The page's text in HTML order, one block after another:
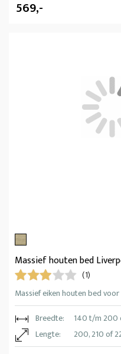
569,-
Massief houten bed
(1)
Massief eiken houten bed
Breedte:
140 t/m 200
Lengte:
200, 210 of